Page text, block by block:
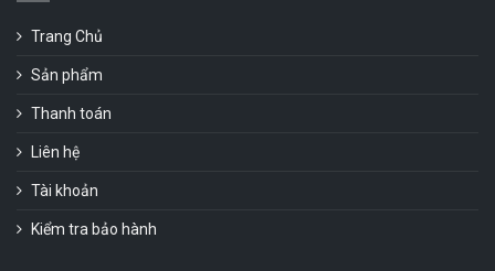
Trang Chủ
Sản phẩm
Thanh toán
Liên hệ
Tài khoản
Kiểm tra bảo hành